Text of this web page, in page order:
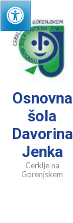
Skip
to
content
(Press
Enter)
Osnovna
šola
Davorina
Jenka
Cerklje na
Gorenjskem